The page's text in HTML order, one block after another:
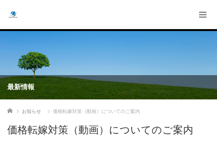
最新情報
ホーム お知らせ 価格転嫁対策（動画）についてのご案内
価格転嫁対策（動画）についてのご案内